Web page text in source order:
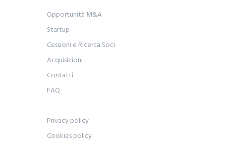
Opportunità M&A
Startup
Cessioni e Ricerca Soci
Acquisizioni
Contatti
FAQ
Privacy policy
Cookies policy